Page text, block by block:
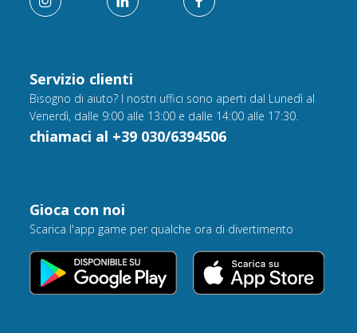
Servizio clienti
Bisogno di aiuto? I nostri uffici sono aperti dal Lunedì al
Venerdì, dalle 9:00 alle 13:00 e dalle 14:00 alle 17:30.
chiamaci al +39 030/6394506
Gioca con noi
Scarica l'app game per qualche ora di divertimento